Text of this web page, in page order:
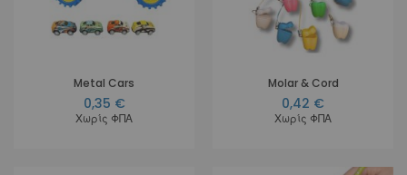
Metal Cars
0,35 €
Χωρίς ΦΠΑ
Molar & Cord
0,42 €
Χωρίς ΦΠΑ